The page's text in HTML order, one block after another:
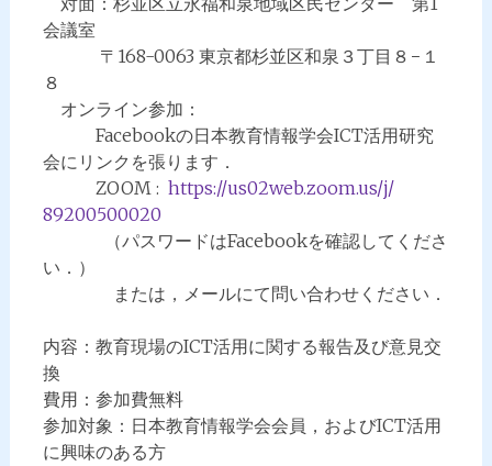
会議室
〒168-0063 東京都杉並区和泉３丁目８−１
８
オンライン参加：
Facebookの日本教育情報学会ICT活用研究
会にリンクを張ります．
ZOOM : https://us02web.zoom.us/j/
89200500020
（パスワードはFacebookを確認してくださ
い．）
または，メールにて問い合わせください．
内容：教育現場のICT活用に関する報告及び意見交
換
費用：参加費無料
参加対象：日本教育情報学会会員， およびICT活用
に興味のある方